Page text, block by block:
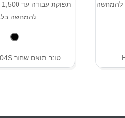
טונר תואם שחור S-MLT-D104S